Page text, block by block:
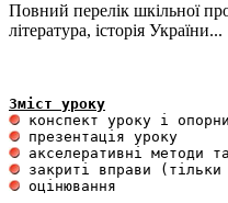
Повний перелік шкільної
література, історія України...
Зміст уроку
оцінювання